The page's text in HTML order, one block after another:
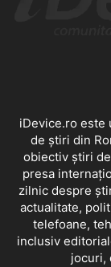
iDevice.ro este
de știri din
obiectiv știri
presa
zilnic despre
actualitate,
telefoane,
inclusiv
jocuri,